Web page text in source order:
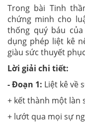
Trong bài Tinh
chứng minh cho
thống quý báu
dụng phép liệt kê
giàu sức thuyết
Lời giải chi tiết:
- Đoạn 1: Liệt kê về
+ kết thành một làn
+ lướt qua mọi sự